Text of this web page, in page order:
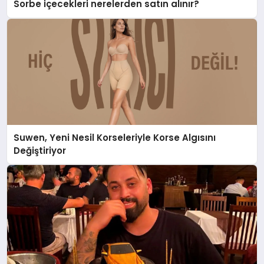
Sorbe içecekleri nerelerden satın alınır?
Suwen, Yeni Nesil Korseleriyle Korse Algısını
Değiştiriyor